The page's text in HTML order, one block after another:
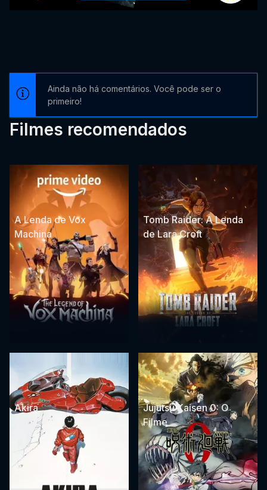
Ainda não há comentários. Você pode ser o
primeiro!
Filmes recomendados
A Lenda de Vox
Machina
Tomb Raider: A Lenda
de Lara Croft
Akira
Jujutsu Kaisen 0: O
Filme